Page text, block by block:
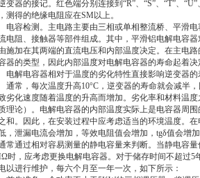
变器的接记。红色端分别连接到“R”、“S”、“T”、
测得的绝缘电阻应在SM以上。
电容检测。主电路主要由三相或单相整流桥、平滑
电阻、接触器等部件组成。其中，平滑铝电解电容
施加在其两端的直流电压和内部温度决定。在主电
器的类型，因此内部温度对电解电容器的寿命起着决
电解电容器相对于温度的劣化特性直接影响逆变器的
通常，每次温度升高10°C，逆变器的寿命就会减半
劣化速度随着温度的升高而增加。劣化率和材料温
理论）。电解电容器的内部温度实际上是电容器周
和。因此，在安装过程中应考虑适当的环境温度。
，泄漏电流会增加，等效电阻值会增加，tgδ值会增
常通过相对容易测量的静电容量来判断。当静电容
时，应考虑更换电解电容器。对于储存时间不超过5
以进行维护，每六个月至一年一次，如下所示：